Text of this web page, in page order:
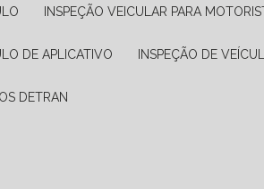
INSPEÇÃO VEICULAR PARA
DE APLICATIVO INSPEÇÃO DE
DETRAN